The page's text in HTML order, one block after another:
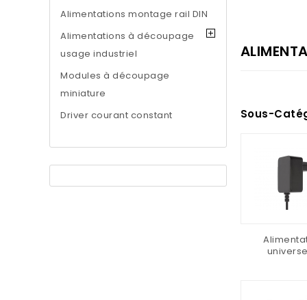
Alimentations montage rail DIN
Alimentations à découpage
usage industriel
Modules à découpage
miniature
Driver courant constant
Sous-